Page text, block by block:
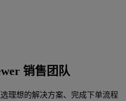
销售团队
理想的解决方案、完成下单流程